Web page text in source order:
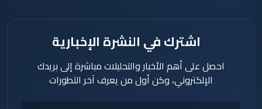
اشترك في النشرة الإخبارية
احصل على أهم الأخبار والتحليلات مباشرة إلى بريدك
الإلكتروني، وكن أول من يعرف آخر التطورات